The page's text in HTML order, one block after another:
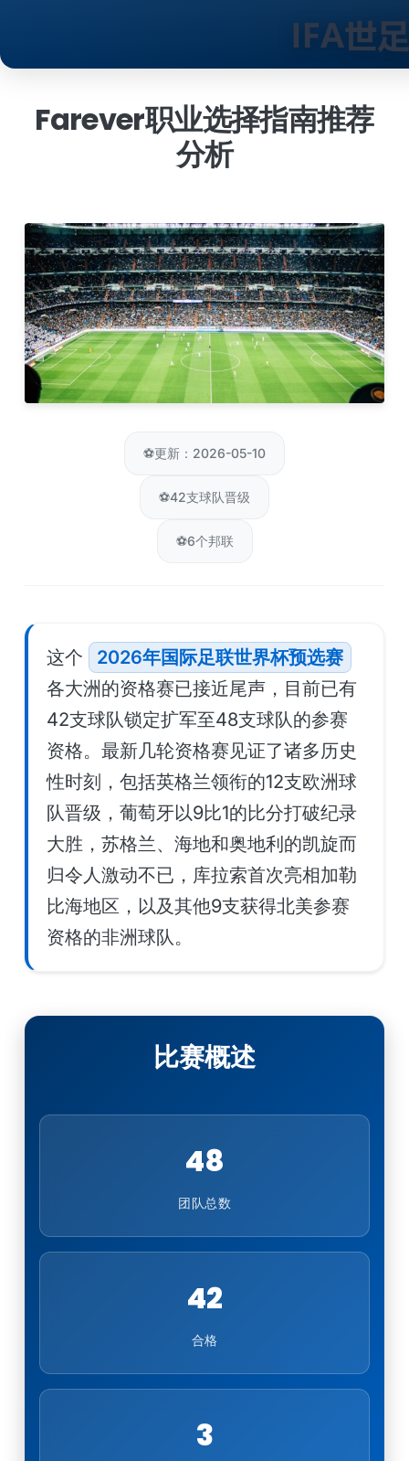
Farever职业选择指南推荐
分析
⚽更新：2026-05-10
⚽42支球队晋级
⚽6个邦联
这个
2026年国际足联世界杯预选赛
各大洲的资格赛已接近尾声，目前已有
42支球队锁定扩军至48支球队的参赛
资格。最新几轮资格赛见证了诸多历史
性时刻，包括英格兰领衔的12支欧洲球
队晋级，葡萄牙以9比1的比分打破纪录
大胜，苏格兰、海地和奥地利的凯旋而
归令人激动不已，库拉索首次亮相加勒
比海地区，以及其他9支获得北美参赛
资格的非洲球队。
比赛概述
48
团队总数
42
合格
3